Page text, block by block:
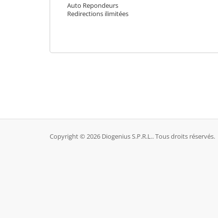
Auto Repondeurs
Redirections ilimitées
Copyright © 2026 Diogenius S.P.R.L.. Tous droits réservés.